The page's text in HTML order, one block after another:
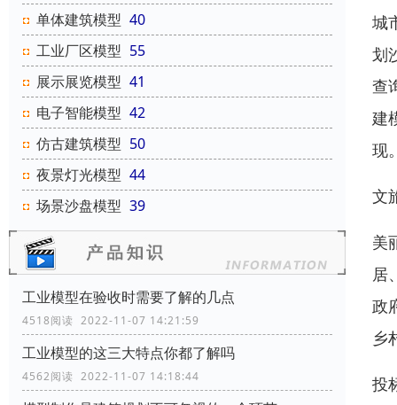
单体建筑模型 40
工业厂区模型 55
展示展览模型 41
电子智能模型 42
仿古建筑模型 50
夜景灯光模型 44
场景沙盘模型 39
工业模型在验收时需要了解的几点
4518阅读 2022-11-07 14:21:59
工业模型的这三大特点你都了解吗
4562阅读 2022-11-07 14:18:44
城
划
查
建
现
文
美
居
政
乡
投